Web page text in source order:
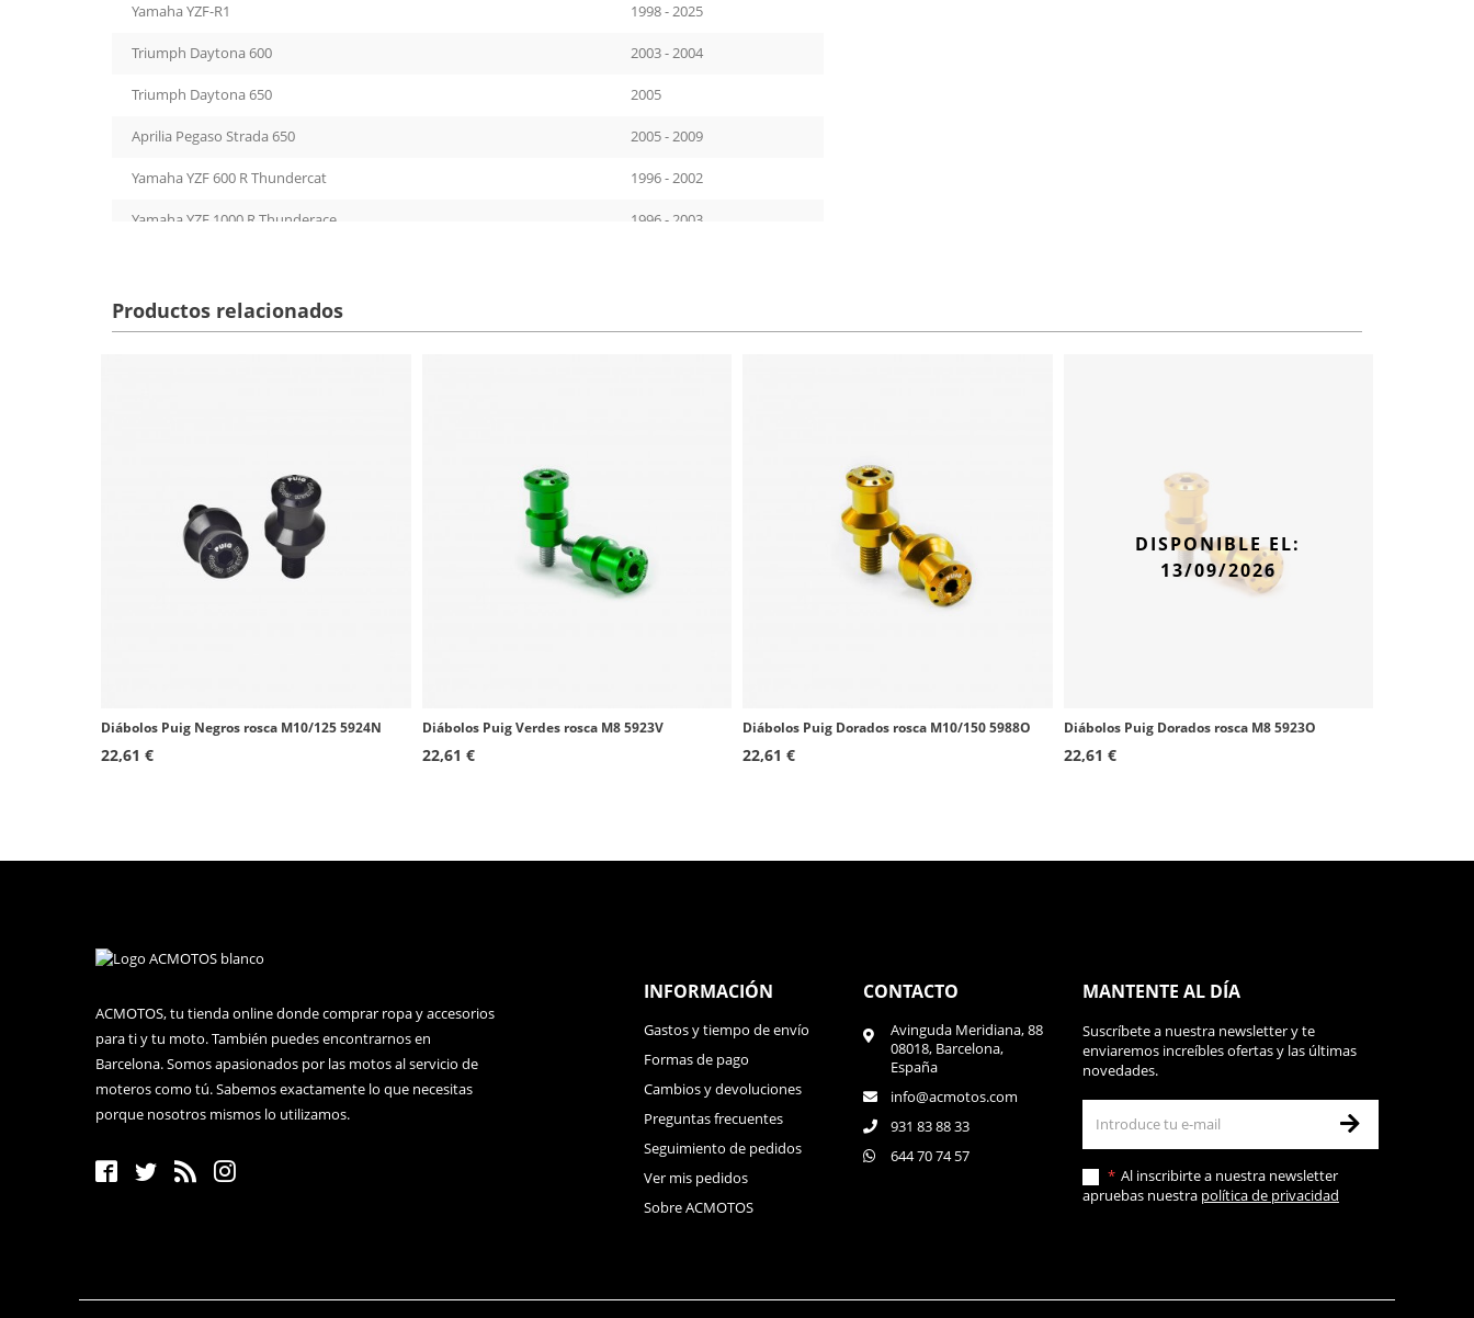
Yamaha YZF-R1 1998 - 2025
Triumph Daytona 600 2003 - 2004
Triumph Daytona 650 2005
Aprilia Pegaso Strada 650 2005 - 2009
Yamaha YZF 600 R Thundercat 1996 - 2002
Yamaha YZF 1000 R Thunderace 1996 - 2003
Yamaha FZS1000 Fazer
Aprilia RSV1000 R Mille
Yamaha FZ750 1987 - 1994
2006 - 2015
Aprilia RS125 2006 - 2010
Triumph Daytona 675
Yamaha XT660Z Tenere
Yamaha YZF-R125
Triumph Street Triple 2008 - 2009
Aprilia Tuono 1000R 2006 - 2010
Aprilia Shiver 750 2007 - 2016
2009 - 2016
Aprilia Dorsoduro 750 2008 - 2016
Productos relacionados
Diábolos Puig Negros rosca M10/125 5924N
22,61 €
Diábolos Puig Verdes rosca M8 5923V
22,61 €
Diábolos Puig Dorados rosca M10/150 5988O
22,61 €
DISPONIBLE EL:
13/09/2026
Diábolos Puig Dorados rosca M8 5923O
22,61 €
ACMOTOS, tu tienda online donde comprar ropa y accesorios
para ti y tu moto. También puedes encontrarnos en
Barcelona. Somos apasionados por las motos al servicio de
moteros como tú. Sabemos exactamente lo que necesitas
porque nosotros mismos lo utilizamos.
INFORMACIÓN
Gastos y tiempo de envío
Formas de pago
Cambios y devoluciones
Preguntas frecuentes
Seguimiento de pedidos
Ver mis pedidos
Sobre ACMOTOS
CONTACTO
Avinguda Meridiana, 88
08018, Barcelona,
España
info@acmotos.com
931 83 88 33
644 70 74 57
MANTENTE AL DÍA
Suscríbete a nuestra newsletter y te
enviaremos increíbles ofertas y las últimas
novedades.
Al inscribirte a nuestra newsletter
apruebas nuestra política de privacidad